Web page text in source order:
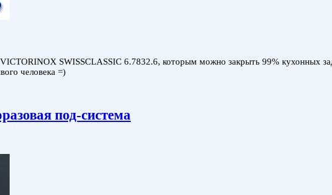
SWISSCLASSIC 6.7832.6, которым можно закрыть 99% кухонных
человека =)
под-система